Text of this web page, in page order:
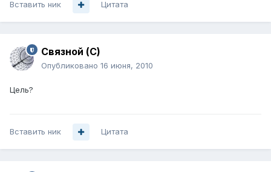
Вставить ник Цитата
Связной (С)
Опубликовано 16 июня, 2010
Цель?
Вставить ник Цитата